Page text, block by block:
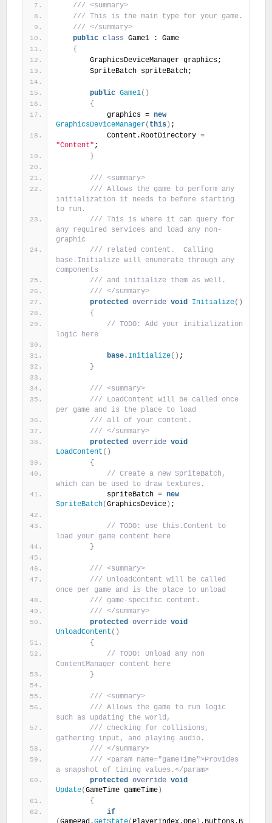
/// <summary>
/// This is the main type for your game.
/// </summary>
public class Game1 : Game
{
        GraphicsDeviceManager graphics;
        SpriteBatch spriteBatch;
public Game1( )
{
            graphics =
new
GraphicsDeviceManager( this ) ;
"Content" ;
}
/// <summary>
/// Allows the game to perform any
initialization it needs to before starting
to run.
/// This is where it can query for
any required services and load any non-
graphic
/// related content.  Calling
base.Initialize will enumerate through any
components
/// and initialize them as well.
/// </summary>
protected override void Initialize( )
{
// TODO: Add your initialization
logic here
base. Initialize( ) ;
}
/// <summary>
/// LoadContent will be called once
per game and is the place to load
/// all of your content.
/// </summary>
protected override void
LoadContent ( )
{
// Create a new SpriteBatch,
which can be used to draw textures.
            spriteBatch =
new
SpriteBatch(GraphicsDevice ) ;
// TODO: use this.Content to
load your game content here
}
/// <summary>
/// UnloadContent will be called
once per game and is the place to unload
/// game-specific content.
/// </summary>
protected override void
UnloadContent ( )
{
// TODO: Unload any non
ContentManager content here
}
/// <summary>
/// Allows the game to run logic
such as updating the world,
/// checking for collisions,
gathering input, and playing audio.
/// </summary>
/// <param name="gameTime">Provides
a snapshot of timing values.</param>
protected override void
Update(GameTime gameTime )
{
if